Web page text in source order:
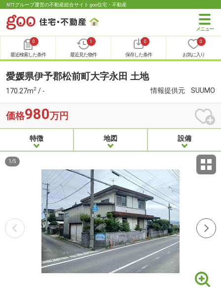
NTTグループ運営の不動産総合サイト goo住宅・不動産
0
最近検索した条件
1
最近見た物件
0
保存した条件
0
お気に入り
愛媛県伊予郡松前町大字永田 土地
170.27m2 / - 情報提供元 SUUMO
価格980万円
特徴 地図 設備
1 /5